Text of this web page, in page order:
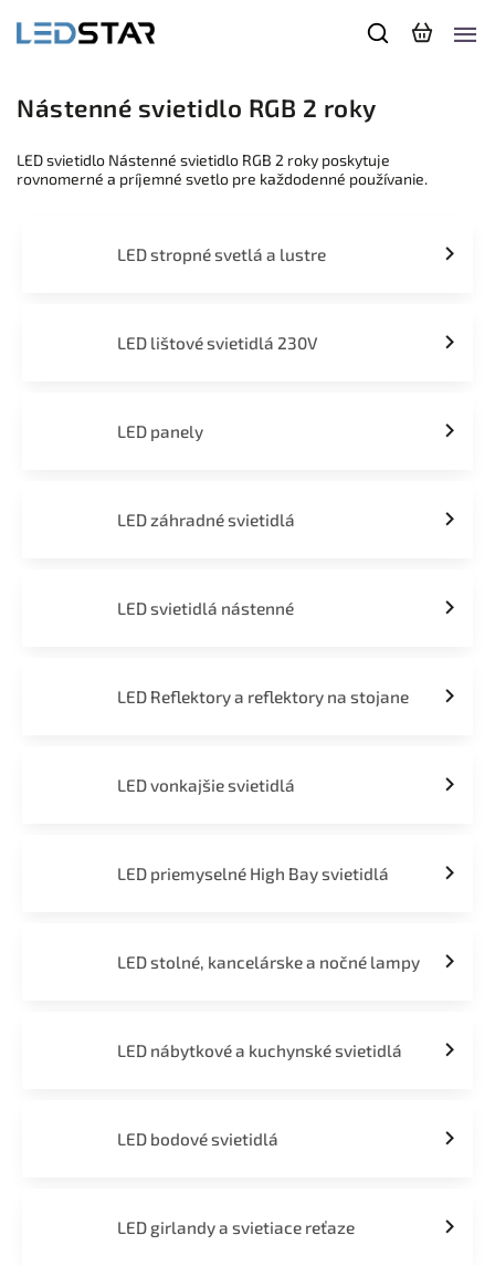
Nástenné svietidlo RGB 2 roky
LED svietidlo Nástenné svietidlo RGB 2 roky poskytuje
rovnomerné a príjemné svetlo pre každodenné používanie.
LED stropné svetlá a lustre
LED lištové svietidlá 230V
LED panely
LED záhradné svietidlá
LED svietidlá nástenné
LED Reflektory a reflektory na stojane
LED vonkajšie svietidlá
LED priemyselné High Bay svietidlá
LED stolné, kancelárske a nočné lampy
LED nábytkové a kuchynské svietidlá
LED bodové svietidlá
LED girlandy a svietiace reťaze